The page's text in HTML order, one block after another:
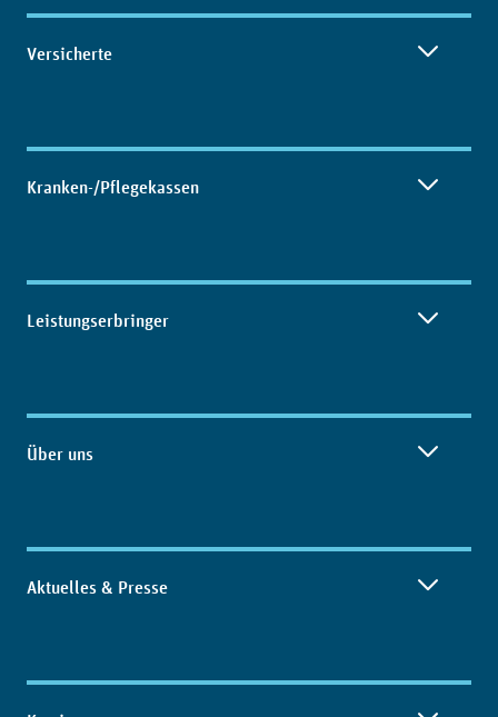
Inhaltsübersicht
Versicherte
Kranken-/Pflegekassen
Leistungserbringer
Über uns
Aktuelles & Presse